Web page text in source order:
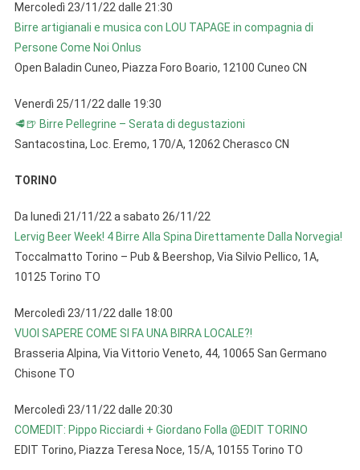
Mercoledì 23/11/22 dalle 21:30
Birre artigianali e musica con LOU TAPAGE in compagnia di
Persone Come Noi Onlus
Open Baladin Cuneo, Piazza Foro Boario, 12100 Cuneo CN
Venerdì 25/11/22 dalle 19:30
🥩🍺 Birre Pellegrine – Serata di degustazioni
Santacostina, Loc. Eremo, 170/A, 12062 Cherasco CN
TORINO
Da lunedì 21/11/22 a sabato 26/11/22
Lervig Beer Week! 4 Birre Alla Spina Direttamente Dalla Norvegia!
Toccalmatto Torino – Pub & Beershop, Via Silvio Pellico, 1A,
10125 Torino TO
Mercoledì 23/11/22 dalle 18:00
VUOI SAPERE COME SI FA UNA BIRRA LOCALE?!
Brasseria Alpina, Via Vittorio Veneto, 44, 10065 San Germano
Chisone TO
Mercoledì 23/11/22 dalle 20:30
COMEDIT: Pippo Ricciardi + Giordano Folla @EDIT TORINO
EDIT Torino, Piazza Teresa Noce, 15/A, 10155 Torino TO